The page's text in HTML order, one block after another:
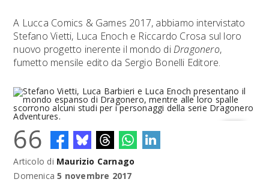
A Lucca Comics & Games 2017, abbiamo intervistato
Stefano Vietti, Luca Enoch e Riccardo Crosa sul loro
nuovo progetto inerente il mondo diDragonero,
fumetto mensile edito da Sergio Bonelli Editore.
espanso di Dragonero, mentre alle loro spalle scorrono alcuni
studi per i personaggi della serie Dragonero Adventures.
66
Articolo di Maurizio Carnago
Domenica 5 novembre 2017